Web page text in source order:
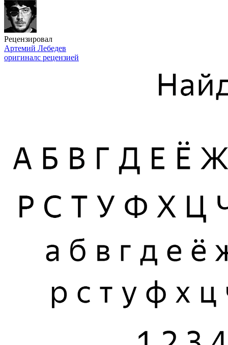
Рецензировал
Артемий Лебедев
оригиналс рецензией